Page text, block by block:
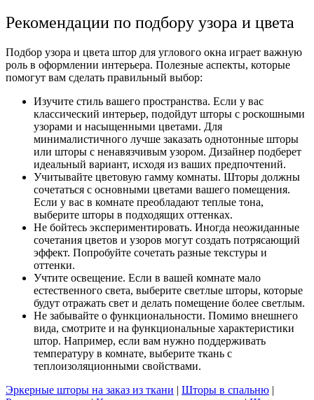
Рекомендации по подбору узора и цвета
Подбор узора и цвета штор для углового окна играет важную
роль в оформлении интерьера. Полезные аспекты, которые
помогут вам сделать правильный выбор:
Изучите стиль вашего пространства. Если у вас
классический интерьер, подойдут шторы с роскошными
узорами и насыщенными цветами. Для
минималистичного лучше заказать однотонные шторы
или шторы с ненавязчивым узором. Дизайнер подберет
идеальный вариант, исходя из ваших предпочтений.
Учитывайте цветовую гамму комнаты. Шторы должны
сочетаться с основными цветами вашего помещения.
Если у вас в комнате преобладают теплые тона,
выберите шторы в подходящих оттенках.
Не бойтесь экспериментировать. Иногда неожиданные
сочетания цветов и узоров могут создать потрясающий
эффект. Попробуйте сочетать разные текстуры и
оттенки.
Учтите освещение. Если в вашей комнате мало
естественного света, выберите светлые шторы, которые
будут отражать свет и делать помещение более светлым.
Не забывайте о функциональности. Помимо внешнего
вида, смотрите и на функциональные характеристики
штор. Например, если вам нужно поддерживать
температуру в комнате, выберите ткань с
теплоизоляционными свойствами.
Эркерные шторы на заказ из ткани | Шторы в спальню |